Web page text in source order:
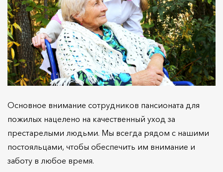
Основное внимание сотрудников пансионата для
пожилых нацелено на качественный уход за
престарелыми людьми. Мы всегда рядом с нашими
постояльцами, чтобы обеспечить им внимание и
заботу в любое время.